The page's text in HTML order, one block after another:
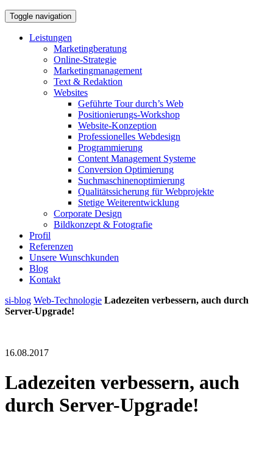
Toggle navigation
Leistungen
Marketingberatung
Online-Strategie
Marketingmanagement
Text & Redaktion
Websites
Geführte Tour durch’s Web
Positionierungs-Workshop
Website-Konzeption
Professionelles Webdesign
Programmierung
Content Management Systeme
Conversion Optimierung
Suchmaschinenoptimierung
Qualitätssicherung für Webprojekte
Stetige Weiterentwicklung
Corporate Design
Bildkonzept & Fotografie
Profil
Referenzen
Unsere Wunschkunden
Blog
Kontakt
si-blog Web-Technologie Ladezeiten verbessern, auch durch
Server-Upgrade!
16.08.2017
Ladezeiten verbessern, auch
durch Server-Upgrade!